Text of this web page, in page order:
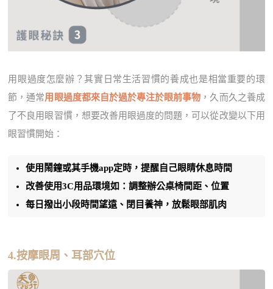
用眼過度怎麼辦？其實日常生活習慣的養成也是相當重要的環
節，通常用眼過度都來自於過於專注於眼前事物 ，久而久之養成
了不良用眼習慣，想要改善用眼過度的問題，可以從改變以下用
眼習慣開始：
使用鬧鐘或其手機app定時，提醒自己眼睛休息時間
改善使用3C用品環境如：調整辦公桌椅間距、位置
每日撥出小段時間望遠、閉目養神，放鬆眼部肌肉
4.按摩眼周、耳部穴位